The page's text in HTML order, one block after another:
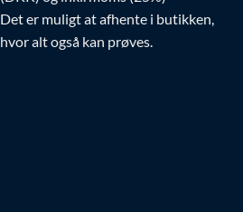
Det er muligt at afhente i butikken,
hvor alt også kan prøves.